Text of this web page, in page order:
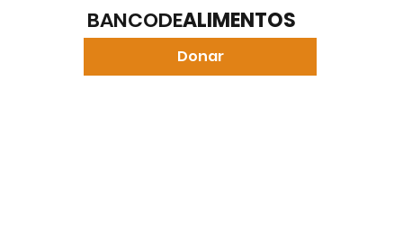
BANCODEALIMENTOS
Donar